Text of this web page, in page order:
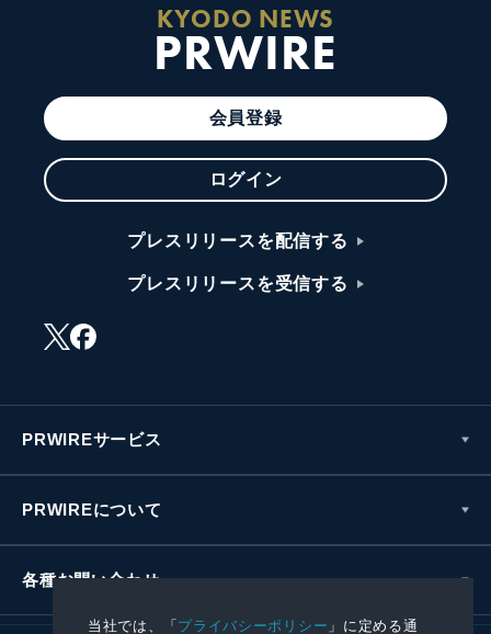
当社では、「プライバシーポリシー 」に定める通
KYODO NEWS
PRWIRE
会員登録
ログイン
プレスリリースを配信する
プレスリリースを受信する
PRWIREサービス
PRWIREについて
各種お問い合わせ